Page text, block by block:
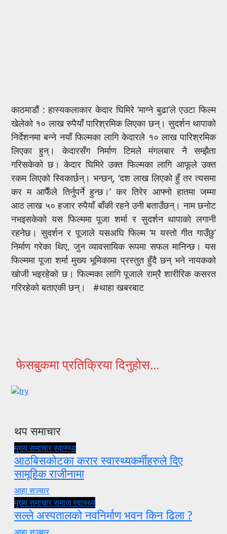
काठमाडौं : हास्यकलाकार केदार घिमिरे ‘माग्ने बुढा’ले एउटा फिल्म
खेलेको १० लाख रुपैयाँ पारिश्रमिक लिएका छन्। सुदर्शन थापाको
निर्देशनमा बन्ने नयाँ फिल्मका लागि केदारले १० लाख पारिश्रमिक
लिएका हुन्। केदारसँग निर्माण टिमले मंगलबार नै सम्झैता
गरिसकेको छ। केदार घिमिरे उक्त फिल्मका लागि आफूले उक्त
रकम लिएको स्विकार्छन्। भन्छन्, ‘दश लाख लिएको हुँ तर त्यसमा
कर म आफैँले तिर्नुपर्ने हुन्छ।’ कर तिरेर आफ्नो हातमा जम्मा
आठ लाख ५० हजार रुपैयाँ बाँकी रहने उनी बताउँछन्। नाम छनोट
नभइसकेको यस फिल्ममा पूजा शर्मा र सुदर्शन थापाको लगानी
रहनेछ। सुदर्शन र पूजाले यसअघि फिल्म ‘म यस्तो गीत गाउँछु’
निर्माण गरेका थिए, जुन व्यावसायिक रूपमा सफल मानिन्छ। यस
फिल्ममा पूजा शर्मा मुख्य भूमिकामा प्रस्तुत हुँदै छन् भने नायकको
खोजी भइरहेको छ। फिल्मका लागि पूजाले राम्रै शारीरिक कसरत
गरिरहेको बताएकी छन्। #थाहा खबरबाट
फेसबुकमा प्रतिक्रिया दिनुहोस...
थप समाचार
मुख्य समाचारस्वास्थ्य
आठबिसकोटका करार स्वास्थ्यकर्मीहरुले दिए
सामूहिक राजीनामा
आहा सञ्चार
मुख्य समाचारसमाजस्वास्थ्य
सल्ले अस्पतालको नवनिर्माण भवन किन ढिला ?